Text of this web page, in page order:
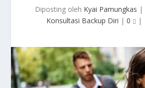
Diposting oleh Kyai Pamungkas |
Konsultasi Backup Diri | 0 |